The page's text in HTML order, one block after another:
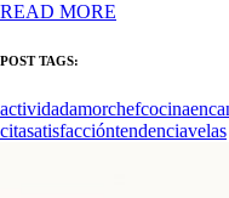
READ MORE
POST TAGS:
actividadamorchefcocina
citasatisfaccióntendenciavelas